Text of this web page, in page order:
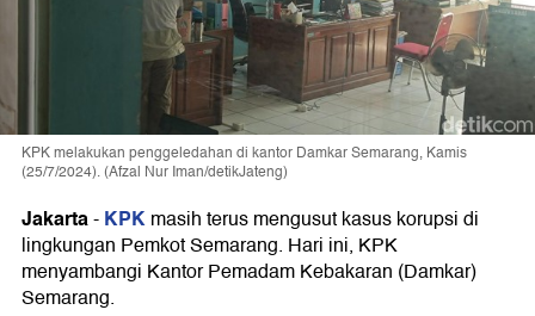
KPK melakukan penggeledahan di kantor Damkar Semarang, Kamis
(25/7/2024). (Afzal Nur Iman/detikJateng)
Jakarta-KPKmasih terus mengusut kasus korupsi di
lingkungan Pemkot Semarang. Hari ini, KPK
menyambangi Kantor Pemadam Kebakaran (Damkar)
Semarang.